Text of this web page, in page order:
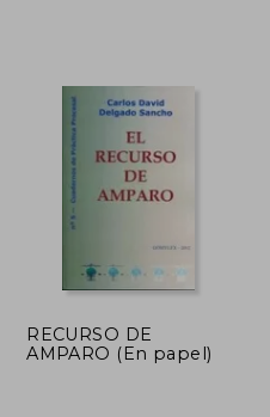
RECURSO DE
AMPARO (En papel)